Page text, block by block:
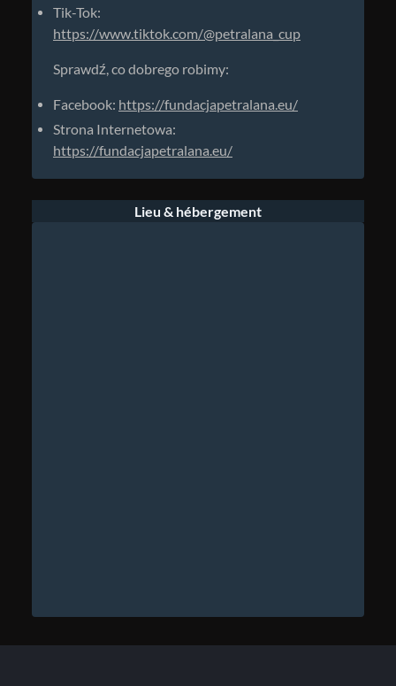
Tik-Tok:
https://www.tiktok.com/@petralana_cup
Sprawdź, co dobrego robimy:
Facebook: https://fundacjapetralana.eu/
Strona Internetowa:
https://fundacjapetralana.eu/
Lieu & hébergement